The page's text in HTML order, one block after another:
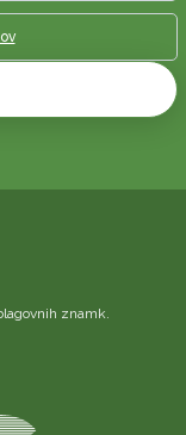
znamk.